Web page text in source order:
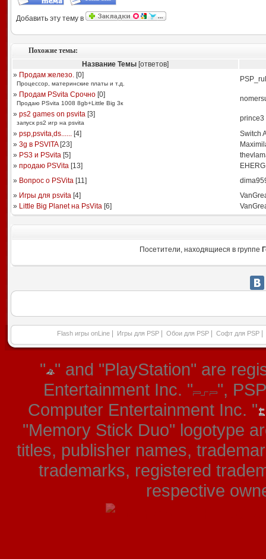
Добавить эту тему в
Похожие темы:
Название Темы[ответов]
» Продам железо.[0]
Процессор, материнские платы и т.д.
» Продам PSvita Срочно[0]
Продаю PSvita 1008 8gb+Little Big 3к
» ps2 games on psvita[3]
запуск ps2 игр на psvita
prince3
» psp,psvita,ds......[4]
Switch
» 3g в PSVITA[23]
» PS3 и PSvita[5]
» продаю PSVita[13]
» Вопрос о PSVita[11]
» Игры для psvita[4]
» Little Big Planet на PsVita[6]
Посетители, находящиеся в группе
Flash игры onLine Игры для PSP Обои для PSP Софт для PSP
" " and "PlayStation" are
Entertainment Inc. "
",
Computer Entertainment Inc. "
"Memory Stick Duo" logotype
titles, publisher names,
trademarks, registered
respective